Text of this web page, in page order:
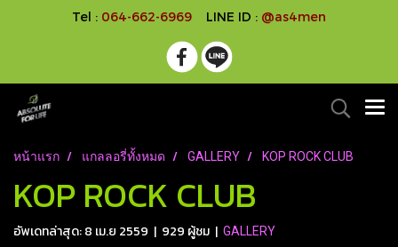
Tel : 064-662-6969 LINE ID : @as4men
หน้าแรก แกลลอรี่ทั้งหมด GALLERY KOP ROCK CLUB
KOP ROCK CLUB
อัพเดทล่าสุด: 8 เม.ย 2559 | 929 ผู้ชม | GALLERY